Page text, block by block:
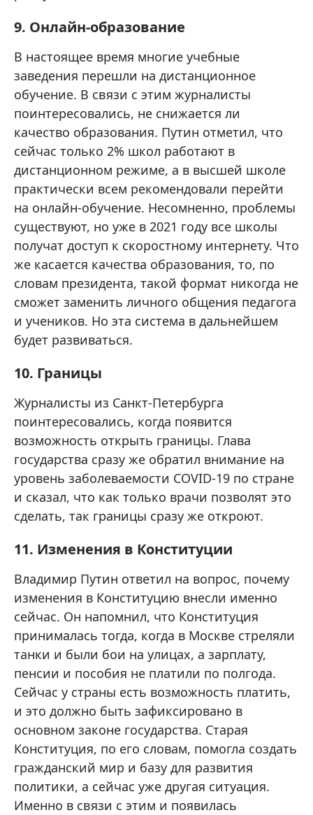
9. Онлайн-образование
В настоящее время многие учебные
заведения перешли на дистанционное
обучение. В связи с этим журналисты
поинтересовались, не снижается ли
качество образования. Путин отметил, что
сейчас только 2% школ работают в
дистанционном режиме, а в высшей школе
практически всем рекомендовали перейти
на онлайн-обучение. Несомненно, проблемы
существуют, но уже в 2021 году все школы
получат доступ к скоростному интернету. Что
же касается качества образования, то, по
словам президента, такой формат никогда не
сможет заменить личного общения педагога
и учеников. Но эта система в дальнейшем
будет развиваться.
10. Границы
Журналисты из Санкт-Петербурга
поинтересовались, когда появится
возможность открыть границы. Глава
государства сразу же обратил внимание на
уровень заболеваемости COVID-19 по стране
и сказал, что как только врачи позволят это
сделать, так границы сразу же откроют.
11. Изменения в Конституции
Владимир Путин ответил на вопрос, почему
изменения в Конституцию внесли именно
сейчас. Он напомнил, что Конституция
принималась тогда, когда в Москве стреляли
танки и были бои на улицах, а зарплату,
пенсии и пособия не платили по полгода.
Сейчас у страны есть возможность платить,
и это должно быть зафиксировано в
основном законе государства. Старая
Конституция, по его словам, помогла создать
гражданский мир и базу для развития
политики, а сейчас уже другая ситуация.
Именно в связи с этим и появилась